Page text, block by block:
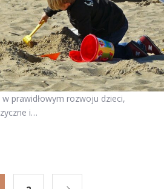
prawidłowym rozwoju dzieci,
i…